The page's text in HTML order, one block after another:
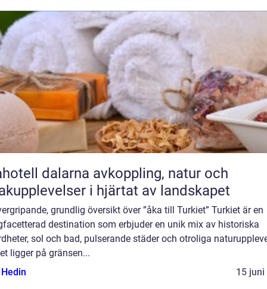
dalarna avkoppling, natur och
i hjärtat av landskapet
grundlig översikt över ”åka till Turkiet” Turkiet är en
destination som erbjuder en unik mix av historiska
sol och bad, pulserande städer och otroliga
ligger på gränsen...
15 juni